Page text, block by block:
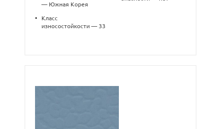
— Южная Корея
•
Класс
износостойкости — 33